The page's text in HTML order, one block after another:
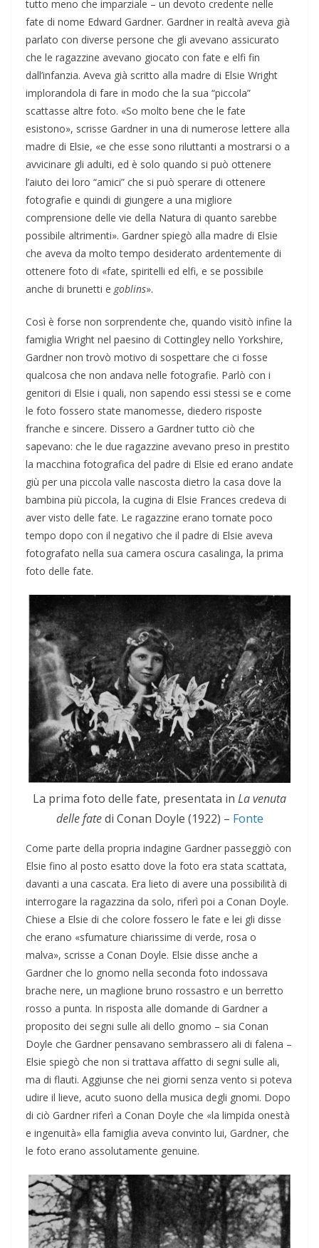
tutto meno che imparziale – un devoto credente nelle
fate di nome Edward Gardner. Gardner in realtà aveva già
parlato con diverse persone che gli avevano assicurato
che le ragazzine avevano giocato con fate e elfi fin
dall’infanzia. Aveva già scritto alla madre di Elsie Wright
implorandola di fare in modo che la sua “piccola”
scattasse altre foto. «So molto bene che le fate
esistono», scrisse Gardner in una di numerose lettere alla
madre di Elsie, «e che esse sono riluttanti a mostrarsi o a
avvicinare gli adulti, ed è solo quando si può ottenere
l’aiuto dei loro “amici” che si può sperare di ottenere
fotografie e quindi di giungere a una migliore
comprensione delle vie della Natura di quanto sarebbe
possibile altrimenti». Gardner spiegò alla madre di Elsie
che aveva da molto tempo desiderato ardentemente di
ottenere foto di «fate, spiritelli ed elfi, e se possibile
anche di brunetti e goblins».
Così è forse non sorprendente che, quando visitò infine la
famiglia Wright nel paesino di Cottingley nello Yorkshire,
Gardner non trovò motivo di sospettare che ci fosse
qualcosa che non andava nelle fotografie. Parlò con i
genitori di Elsie i quali, non sapendo essi stessi se e come
le foto fossero state manomesse, diedero risposte
franche e sincere. Dissero a Gardner tutto ciò che
sapevano: che le due ragazzine avevano preso in prestito
la macchina fotografica del padre di Elsie ed erano andate
giù per una piccola valle nascosta dietro la casa dove la
bambina più piccola, la cugina di Elsie Frances credeva di
aver visto delle fate. Le ragazzine erano tornate poco
tempo dopo con il negativo che il padre di Elsie aveva
fotografato nella sua camera oscura casalinga, la prima
foto delle fate.
La prima foto delle fate, presentata in La venuta
delle fatedi Conan Doyle (1922) – Fonte
Come parte della propria indagine Gardner passeggiò con
Elsie fino al posto esatto dove la foto era stata scattata,
davanti a una cascata. Era lieto di avere una possibilità di
interrogare la ragazzina da solo, riferì poi a Conan Doyle.
Chiese a Elsie di che colore fossero le fate e lei gli disse
che erano «sfumature chiarissime di verde, rosa o
malva», scrisse a Conan Doyle. Elsie disse anche a
Gardner che lo gnomo nella seconda foto indossava
brache nere, un maglione bruno rossastro e un berretto
rosso a punta. In risposta alle domande di Gardner a
proposito dei segni sulle ali dello gnomo – sia Conan
Doyle che Gardner pensavano sembrassero ali di falena –
Elsie spiegò che non si trattava affatto di segni sulle ali,
ma di flauti. Aggiunse che nei giorni senza vento si poteva
udire il lieve, acuto suono della musica degli gnomi. Dopo
di ciò Gardner riferì a Conan Doyle che «la limpida onestà
e ingenuità» ella famiglia aveva convinto lui, Gardner, che
le foto erano assolutamente genuine.